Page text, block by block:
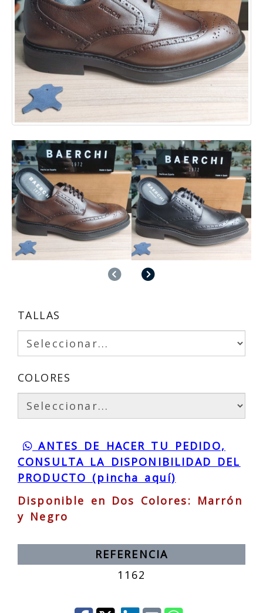
AnteriorSiguiente
TALLAS
COLORES
ANTES DE HACER TU PEDIDO,
CONSULTA LA DISPONIBILIDAD DEL
PRODUCTO (pincha aquí)
Disponible en Dos Colores: Marrón
y Negro
REFERENCIA
1162